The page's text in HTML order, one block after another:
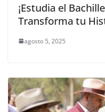
¡Estudia el
Transforma tu
agosto 5, 2025